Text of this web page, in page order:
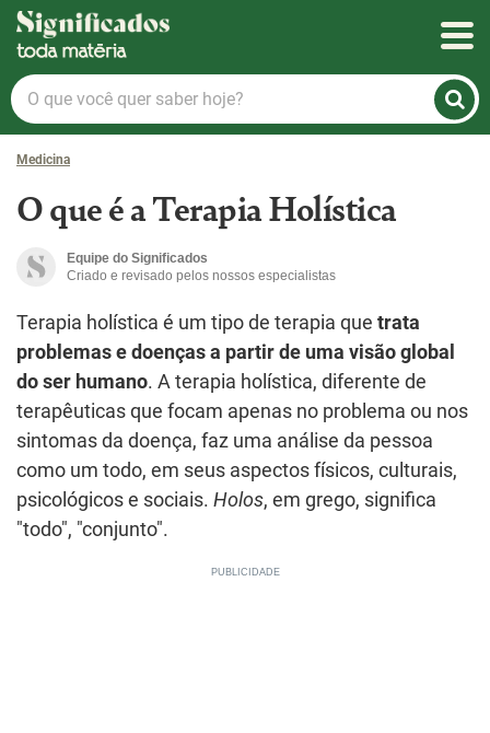
Significados
O
que
você
quer
hoje?
Medicina
O que é a Terapia Holística
Equipe do Significados
Criado e revisado pelos nossos especialistas
Terapia holística é um tipo de terapia que trata
problemas e doenças a partir de uma visão global
do ser humano. A terapia holística, diferente de
terapêuticas que focam apenas no problema ou nos
sintomas da doença, faz uma análise da pessoa
como um todo, em seus aspectos físicos, culturais,
psicológicos e sociais. Holos, em grego, significa
"todo", "conjunto".